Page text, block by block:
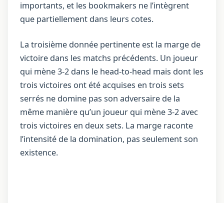
importants, et les bookmakers ne l’intègrent
que partiellement dans leurs cotes.
La troisième donnée pertinente est la marge de
victoire dans les matchs précédents. Un joueur
qui mène 3-2 dans le head-to-head mais dont les
trois victoires ont été acquises en trois sets
serrés ne domine pas son adversaire de la
même manière qu’un joueur qui mène 3-2 avec
trois victoires en deux sets. La marge raconte
l’intensité de la domination, pas seulement son
existence.